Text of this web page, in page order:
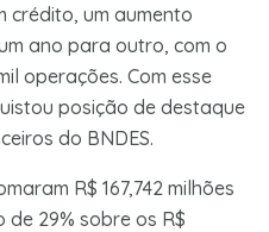
crédito, um aumento
ano para outro, com o
operações. Com esse
posição de destaque
do BNDES.
R$ 167,742 milhões
29% sobre os R$